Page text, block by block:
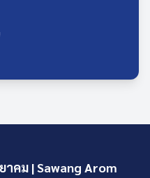
คม | Sawang Arom